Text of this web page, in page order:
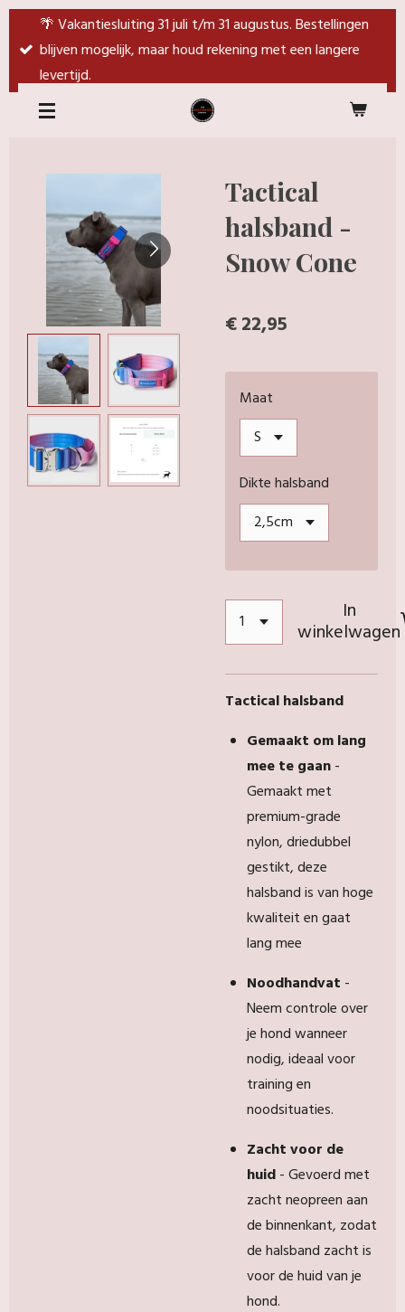
direct
de
hoofdinhoud
🌴 Vakantiesluiting 31 juli t/m 31 augustus. Bestellingen
blijven mogelijk, maar houd rekening met een langere
levertijd.
Tactical
halsband -
Snow Cone
€ 22,95
Maat
Dikte halsband
In
winkelwagen
Tactical halsband
Gemaakt om lang
mee te gaan-
Gemaakt met
premium-grade
nylon, driedubbel
gestikt, deze
halsband is van hoge
kwaliteit en gaat
lang mee
Noodhandvat -
Neem controle over
je hond wanneer
nodig, ideaal voor
training en
noodsituaties.
Zacht voor de
huid- Gevoerd met
zacht neopreen aan
de binnenkant, zodat
de halsband zacht is
voor de huid van je
hond.